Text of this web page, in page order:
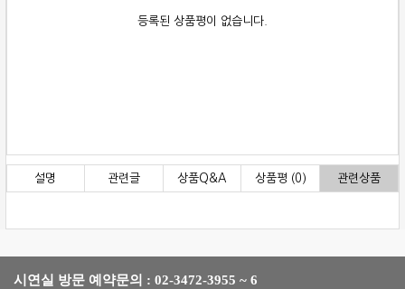
등록된 상품평이 없습니다.
설명 관련글 상품Q&A 상품평 (0) 관련상품
시연실 방문 예약문의 : 02-3472-3955 ~ 6